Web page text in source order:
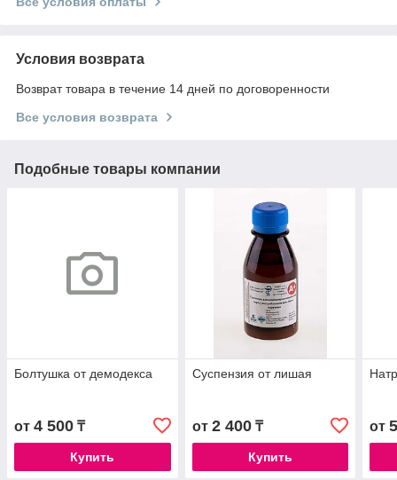
Условия возврата
Возврат товара в течение 14 дней по договоренности
Все условия возврата
Подобные товары компании
Болтушка от демодекса
от 4 500 ₸
Купить
Суспензия от лишая
от 2 400₸
Купить
от